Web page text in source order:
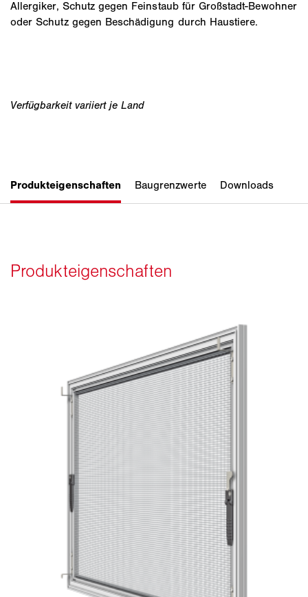
Allergiker, Schutz gegen Feinstaub für Großstadt-Bewohner
oder Schutz gegen Beschädigung durch Haustiere.